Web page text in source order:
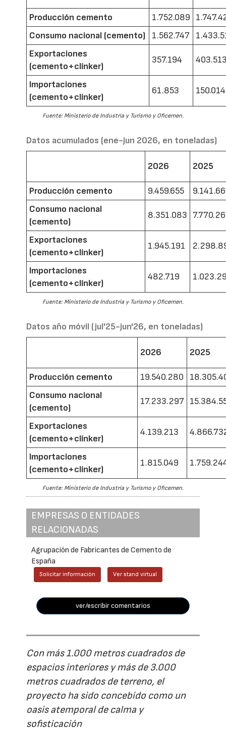
Producción cemento 1.752.089
Consumo nacional (cemento)
1.562.747
Exportaciones
(cemento+clínker)
357.194
Importaciones
(cemento+clínker)
61.853 150.014
Fuente: Ministerio de Industria y Turismo y Oficemen.
Datos acumulados (ene-jun 2026, en toneladas)
2026 2025
Producción cemento 9.459.655
Consumo nacional
(cemento)
8.351.083
Exportaciones
(cemento+clínker)
1.945.191
Importaciones
(cemento+clínker)
482.719
Fuente: Ministerio de Industria y Turismo y Oficemen.
Datos año móvil (jul'25-jun'26, en toneladas)
2026 2025
Producción cemento 19.540.280
Consumo nacional
(cemento)
17.233.297
Exportaciones
(cemento+clínker)
4.139.213
Importaciones
(cemento+clínker)
1.815.049
Fuente: Ministerio de Industria y Turismo y Oficemen.
EMPRESAS O ENTIDADES
RELACIONADAS
Agrupación de Fabricantes de Cemento de
España
Solicitar información Ver stand virtual
ver/escribir comentarios
Con más 1.000 metros cuadrados de
espacios interiores y más de 3.000
metros cuadrados de terreno, el
proyecto ha sido concebido como un
oasis atemporal de calma y
sofisticación